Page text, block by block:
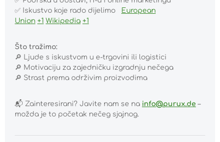
✅ Iskustvo koje rado dijelimo
European
Union +1 Wikipedia +1
Što tražimo:
🔎 Ljude s iskustvom u e-trgovini ili logistici
🔎 Motivaciju za zajedničku izgradnju nečega
🔎 Strast prema održivim proizvodima
📬 Zainteresirani? Javite nam se na info@purux.de –
možda je to početak nečeg sjajnog.